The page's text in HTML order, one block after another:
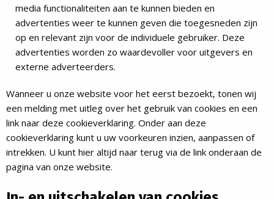
media functionaliteiten aan te kunnen bieden en
advertenties weer te kunnen geven die toegesneden zijn
op en relevant zijn voor de individuele gebruiker. Deze
advertenties worden zo waardevoller voor uitgevers en
externe adverteerders.
Wanneer u onze website voor het eerst bezoekt, tonen wij
een melding met uitleg over het gebruik van cookies en een
link naar deze cookieverklaring. Onder aan deze
cookieverklaring kunt u uw voorkeuren inzien, aanpassen of
intrekken. U kunt hier altijd naar terug via de link onderaan de
pagina van onze website.